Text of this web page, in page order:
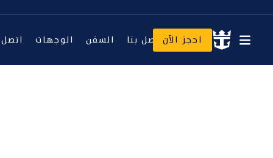
اتصل بنا اتصل بنا السفن الوجهات اتصل احجز الآن